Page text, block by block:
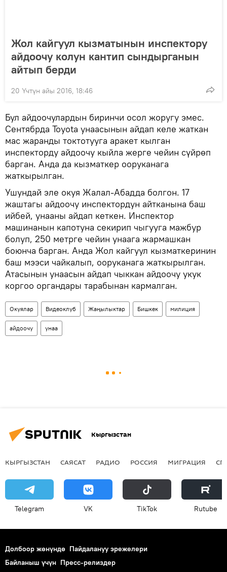
Жол кайгуул кызматынын инспектору
айдоочу колун кантип сындырганын
айтып берди
20 Үчтүн айы 2016, 18:46
Бул айдоочулардын биринчи осол жоругу эмес.
Сентябрда Toyota унаасынын айдап келе жаткан
мас жаранды токтотууга аракет кылган
инспекторду айдоочу кыйла жерге чейин сүйрөп
барган. Анда да кызматкер ооруканага
жаткырылган.
Ушундай эле окуя Жалал-Абадда болгон. 17
жаштагы айдоочу инспектордун айтканына баш
ийбей, унааны айдап кеткен. Инспектор
машинанын капотуна секирип чыгууга мажбур
болуп, 250 метрге чейин унаага жармашкан
боюнча барган. Анда Жол кайгуул кызматкеринин
баш мээси чайкалып, ооруканага жаткырылган.
Атасынын унаасын айдап чыккан айдоочу укук
коргоо органдары тарабынан кармалган.
Окуялар Видеоклуб Жаңылыктар Бишкек милиция
айдоочу унаа
Кыргызстан
КЫРГЫЗСТАН САЯСАТ РАДИО РОССИЯ МИГРАЦИЯ
Telegram VK ТikТоk Rutube
Долбоор жөнүндө Пайдалануу эрежелери
Байланыш үчүн Пресс-релиздер